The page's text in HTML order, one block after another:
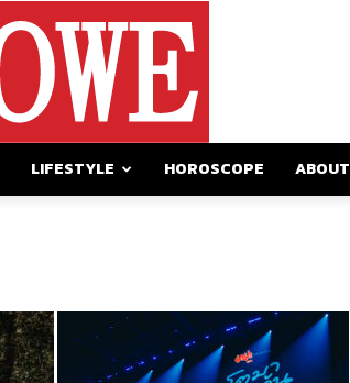
LIFESTYLE HOROSCOPE ABOUT